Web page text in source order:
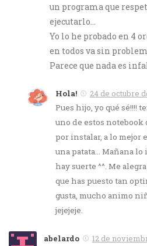
un programa que
ejecutarlo…
Yo lo he probado en 4
en todos va sin
Parece que nada es
Hola!
24 de octubre
Pues hijo, yo qué sé!!!!
uno de estos notebook
por instalar, a lo mejor
una patata… Mañana
hay suerte ^^. Me
que has puesto tan
gusta, mucho animo
jejejeje.
abelardo 12 de